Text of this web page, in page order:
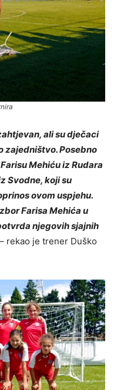
ali su dječaci
zajedništvo. Posebno
Mehiću iz Rudara
Svodne, koji su
ovom uspjehu.
Farisa Mehića u
njegovih sjajnih
– rekao je trener Duško